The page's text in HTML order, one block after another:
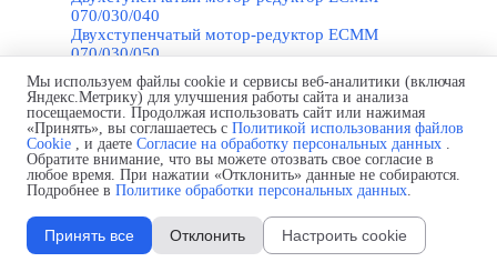
070/030/040
Двухступенчатый мотор-редуктор ECMM
070/030/050
Двухступенчатый мотор-редуктор ECMM
070/030/063
Двухступенчатый мотор-редуктор ECMM
070/040/070
Двухступенчатый мотор-редуктор ECMM
070/040/075
Двухступенчатый мотор-редуктор ECMM
Двухступенчатый мотор-редуктор ECMM
100/026/026
Мы используем файлы cookie и сервисы веб-аналитики (включая
Яндекс.Метрику) для улучшения работы сайта и анализа
посещаемости. Продолжая использовать сайт или нажимая
«Принять», вы соглашаетесь с Политикой использования файлов
Cookie , и даете Согласие на обработку персональных данных .
Обратите внимание, что вы можете отозвать свое согласие в
любое время. При нажатии «Отклонить» данные не собираются.
Подробнее в Политике обработки персональных данных.
Принять все Отклонить Настроить cookie